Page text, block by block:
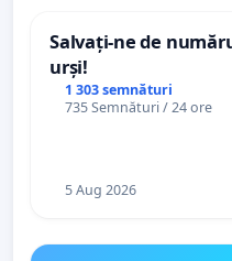
Salvați-ne de
urși!
1 303 semnături
735 Semnături / 24 ore
5 Aug 2026